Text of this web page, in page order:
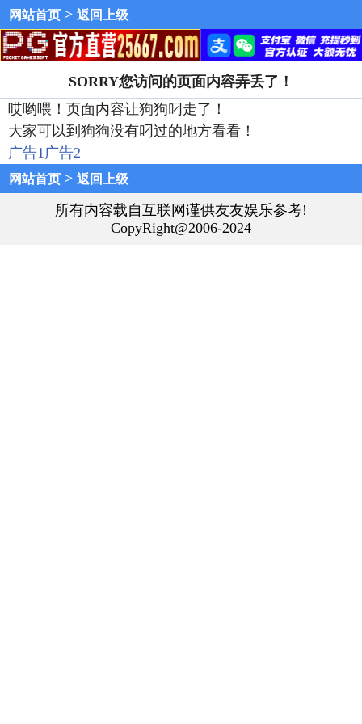
网站首页 > 返回上级
SORRY您访问的页面内容弄丢了！
哎哟喂！页面内容让狗狗叼走了！
大家可以到狗狗没有叼过的地方看看！
广告1广告2
网站首页 > 返回上级
所有内容载自互联网谨供友友娱乐参考!
CopyRight@2006-2024